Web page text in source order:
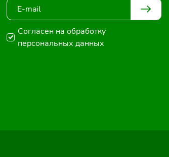
Согласен на обработку
персональных данных